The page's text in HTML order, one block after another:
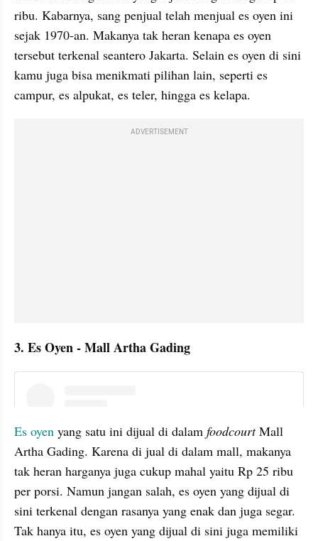
ribu. Kabarnya, sang penjual telah menjual es oyen ini
sejak 1970-an. Makanya tak heran kenapa es oyen
tersebut terkenal seantero Jakarta. Selain es oyen di sini
kamu juga bisa menikmati pilihan lain, seperti es
campur, es alpukat, es teler, hingga es kelapa.
ADVERTISEMENT
3. Es Oyen - Mall Artha Gading
Es oyen yang satu ini dijual di dalam foodcourt Mall
Artha Gading. Karena di jual di dalam mall, makanya
tak heran harganya juga cukup mahal yaitu Rp 25 ribu
per porsi. Namun jangan salah, es oyen yang dijual di
sini terkenal dengan rasanya yang enak dan juga segar.
Tak hanya itu, es oyen yang dijual di sini juga memiliki